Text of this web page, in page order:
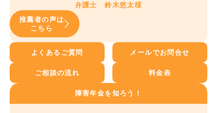
弁護士 鈴木悠太様
推薦者の声は
こちら
よくあるご質問 メールでお問合せ
ご相談の流れ 料金表
障害年金を知ろう！